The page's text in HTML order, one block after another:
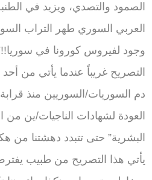
الصمود والتصدي، ويزيد في
العربي السوري طهر التراب
وجود لفيروس كورونا في سوريا!!”
التصريح غريباً عندما يأتي من
دم السوريات/السوريين منذ
العودة لشهادات الناجيات/ين من
البشرية” حتى تتبدد دهشتنا من
يأتي هذا التصريح من طبيب